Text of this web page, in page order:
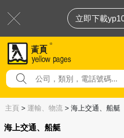
立即下載
主頁 > 運輸、物流 > 海上交通、船艇
海上交通、船艇